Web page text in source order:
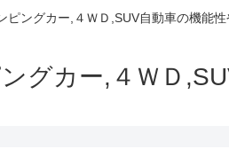
ピングカー,４ＷＤ,SUV自動車の機能
グカー,４ＷＤ